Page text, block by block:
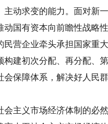
主动求变的能力。面对新
动国有资本向前瞻性战略
民营企业牵头承担国家重
构建初次分配、再分配、
会保障体系，解决好人民
义市场经济体制的必然